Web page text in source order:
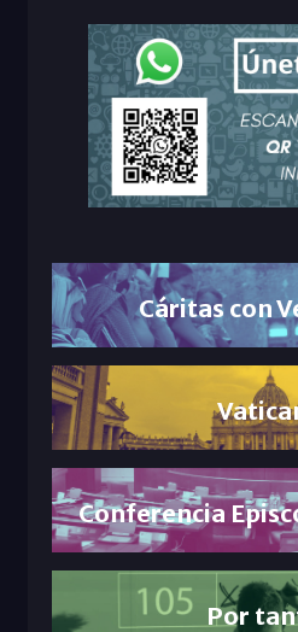
Cáritas con
Conferencia
Por